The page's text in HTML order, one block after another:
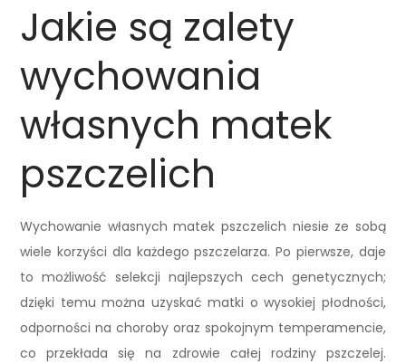
Jakie są zalety
wychowania
własnych matek
pszczelich
Wychowanie własnych matek pszczelich niesie ze sobą
wiele korzyści dla każdego pszczelarza. Po pierwsze, daje
to możliwość selekcji najlepszych cech genetycznych;
dzięki temu można uzyskać matki o wysokiej płodności,
odporności na choroby oraz spokojnym temperamencie,
co przekłada się na zdrowie całej rodziny pszczelej.